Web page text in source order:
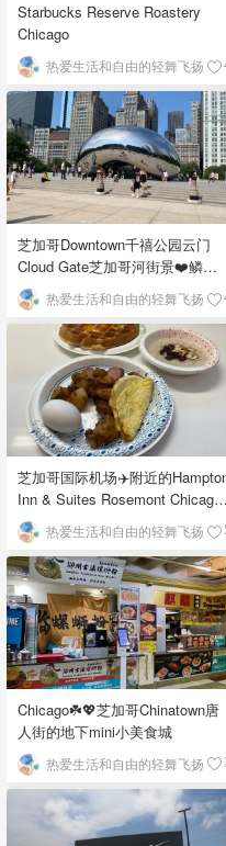
Starbucks Reserve Roastery
Chicago
热爱生活和自由的轻舞飞扬
芝加哥Downtown千禧公园云门
Cloud Gate芝加哥河街景❤️鳞次
栉比的高楼
热爱生活和自由的轻舞飞扬
芝加哥国际机场✈️附近的
Inn & Suites Rosemont Chicago
O'Hare自助早餐
热爱生活和自由的轻舞飞扬
Chicago☘️💖芝加哥Chinatown唐
人街的地下mini小美食城
热爱生活和自由的轻舞飞扬